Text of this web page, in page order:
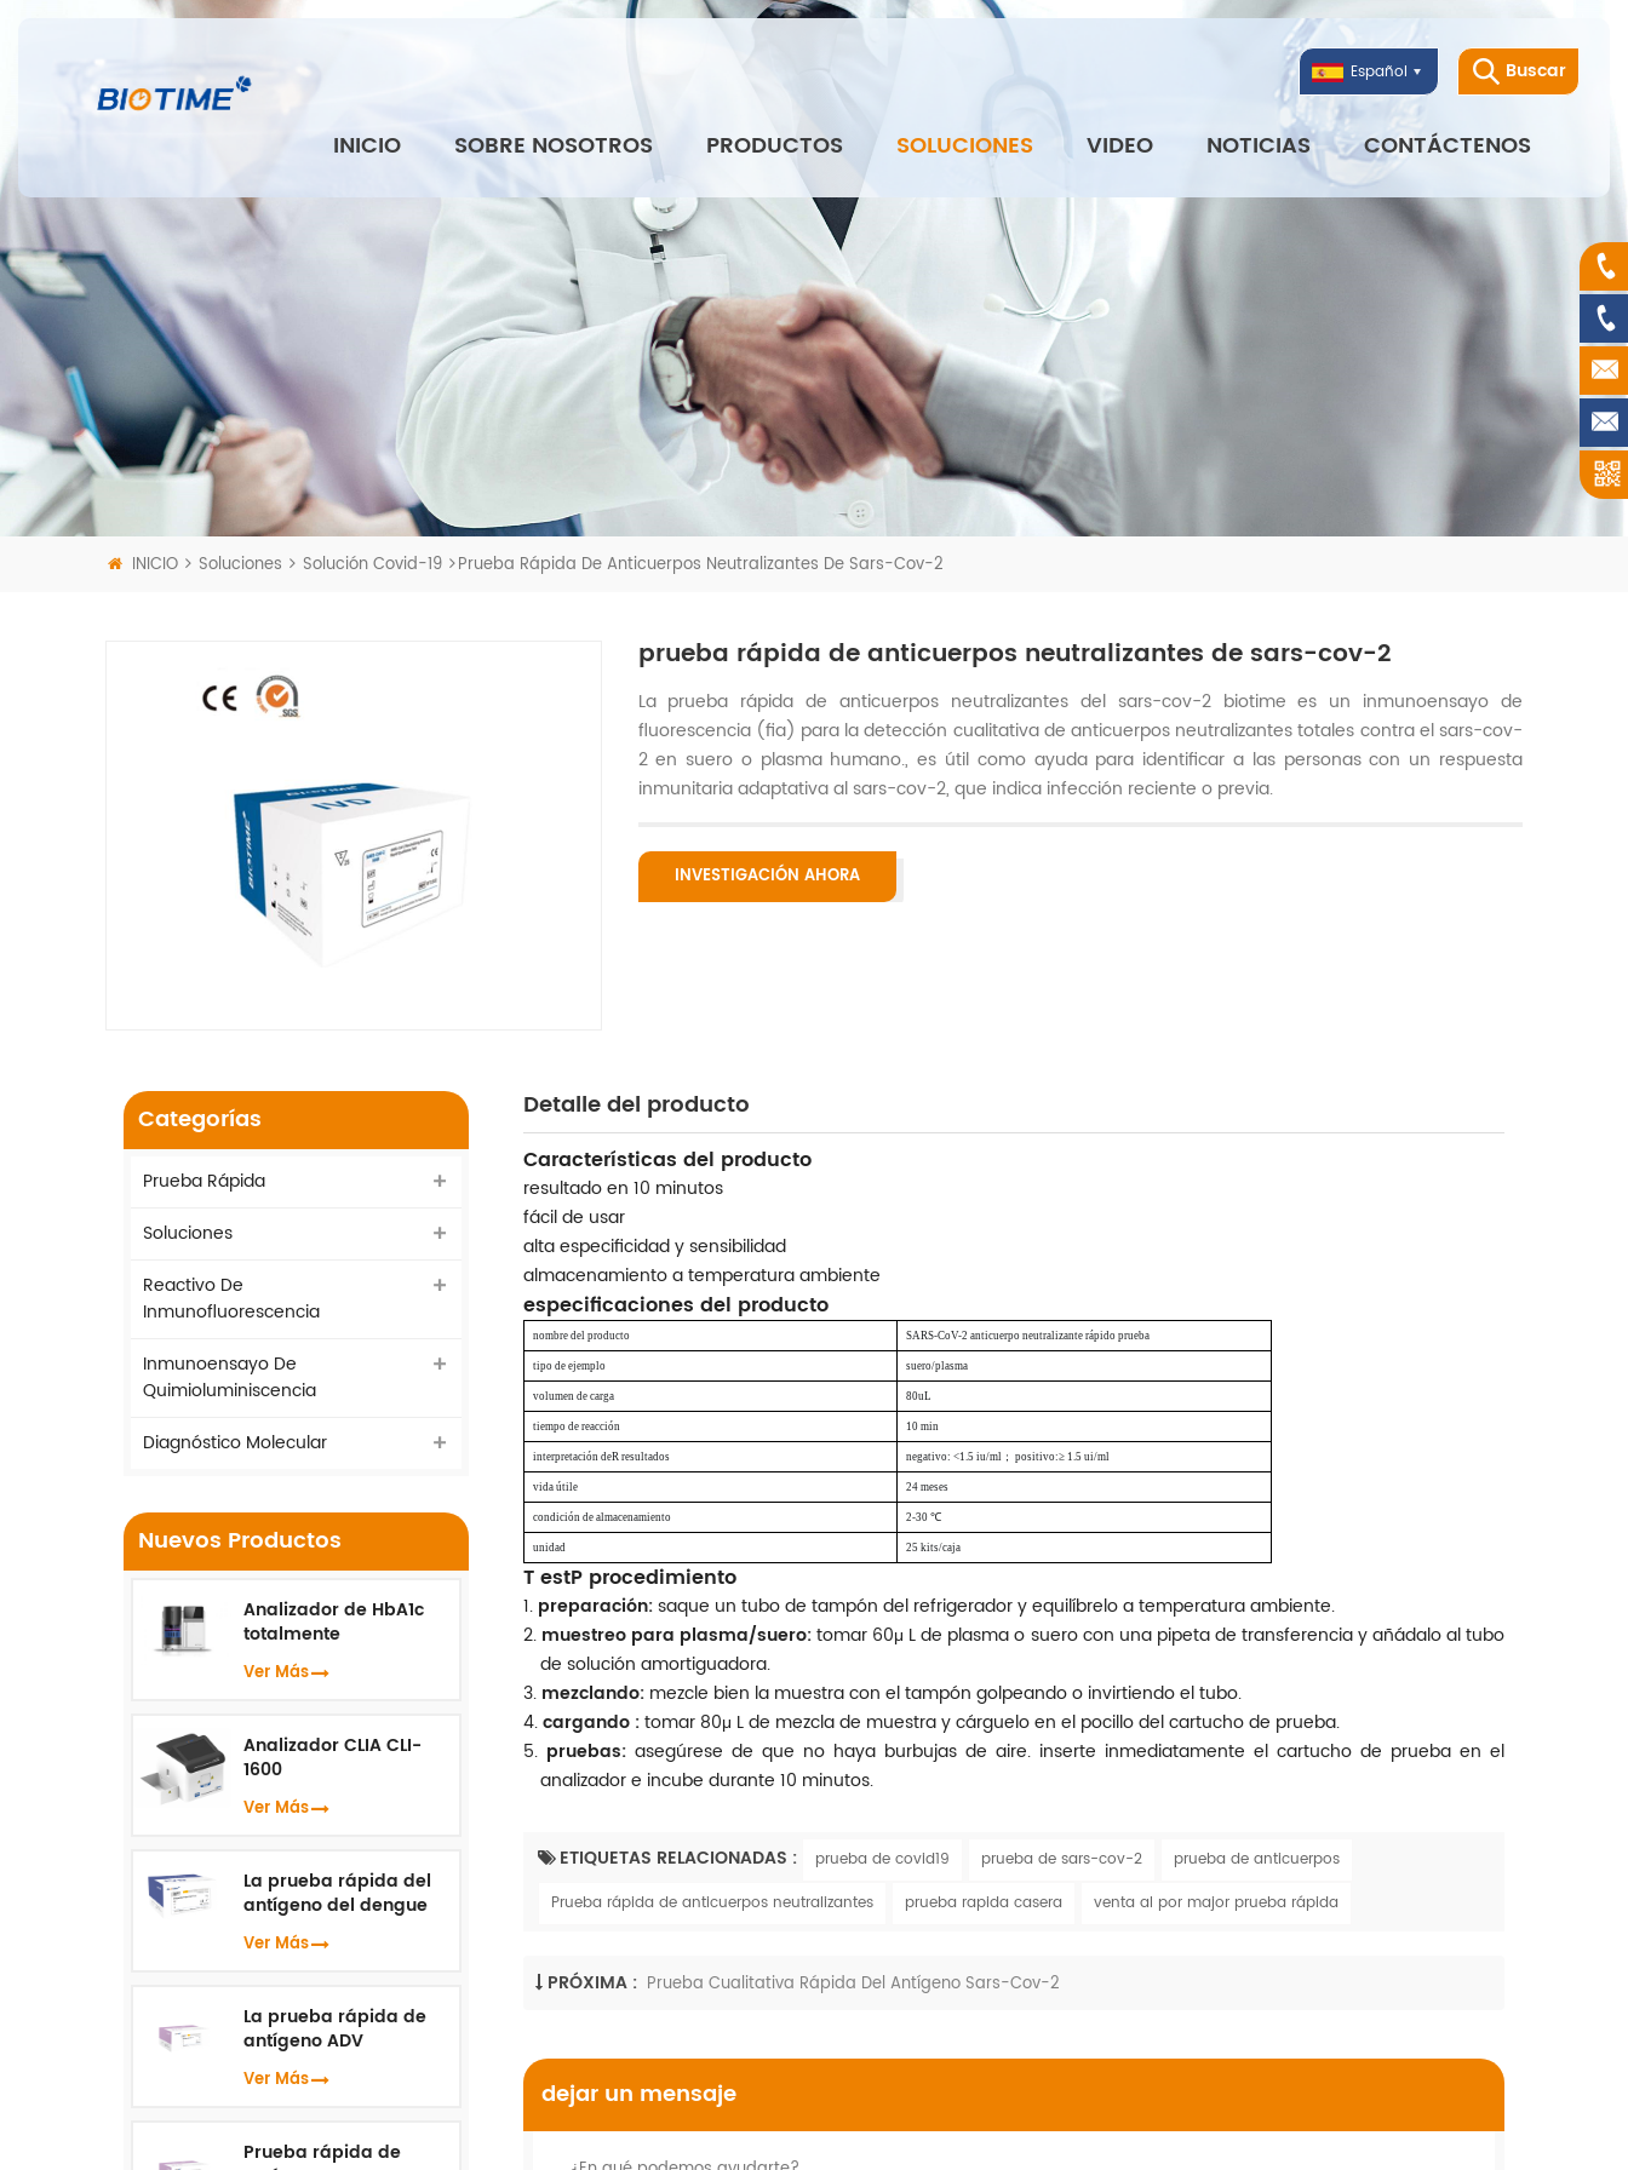
Buscar
Español
INICIO SOBRE NOSOTROS PRODUCTOS SOLUCIONES VIDEO NOTICIAS CONTÁCTENOS
INICIO Soluciones Solución Covid-19 Prueba Rápida De Anticuerpos Neutralizantes De Sars-Cov-2
prueba rápida de anticuerpos neutralizantes de sars-cov-2
La prueba rápida de anticuerpos neutralizantes del sars-cov-2 biotime es un inmunoensayo de
fluorescencia (fia) para la detección cualitativa de anticuerpos neutralizantes totales contra el sars-cov-
2 en suero o plasma humano., es útil como ayuda para identificar a las personas con un respuesta
inmunitaria adaptativa al sars-cov-2, que indica infección reciente o previa.
INVESTIGACIÓN AHORA
Detalle del producto
Características del producto
resultado en 10 minutos
fácil de usar
alta especificidad y sensibilidad
almacenamiento a temperatura ambiente
especificaciones del producto
nombre del producto SARS-CoV-2 anticuerpo neutralizante rápido prueba
tipo de ejemplo suero/plasma
volumen de carga 80uL
tiempo de reacción 10 min
interpretación deR resultados negativo: <1.5 iu/ml ； positivo:≥ 1.5 ui/ml
vida útile 24 meses
condición de almacenamiento 2-30 ℃
unidad 25 kits/caja
TestP procedimiento
1.preparación:saque un tubo de tampón del refrigerador y equilíbrelo a temperatura ambiente.
2. muestreo para plasma/suero:tomar 60μ L de plasma o suero con una pipeta de transferencia y añádalo al tubo
de solución amortiguadora.
3. mezclando: mezcle bien la muestra con el tampón golpeando o invirtiendo el tubo.
4.cargando :tomar 80μ L de mezcla de muestra y cárguelo en el pocillo del cartucho de prueba.
5. pruebas: asegúrese de que no haya burbujas de aire. inserte inmediatamente el cartucho de prueba en el
analizador e incube durante 10 minutos.
ETIQUETAS RELACIONADAS : prueba de covid19 prueba de sars-cov-2
prueba de anticuerpos
Prueba rápida de anticuerpos neutralizantes
prueba rapida casera venta al por major prueba rápida
PRÓXIMA : Prueba Cualitativa Rápida Del Antígeno Sars-Cov-2
dejar un mensaje
Categorías
Prueba Rápida
Soluciones
Reactivo De
Inmunofluorescencia
Inmunoensayo De
Quimioluminiscencia
Diagnóstico Molecular
Nuevos Productos
Analizador de HbA1c
totalmente
automatizado HLC-100
Ver Más
Analizador CLIA CLI-
1600
Ver Más
La prueba rápida del
antígeno del dengue
NS1
Ver Más
La prueba rápida de
antígeno ADV
Ver Más
Prueba rápida de